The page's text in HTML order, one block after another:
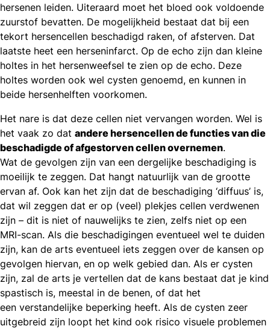
hersenen leiden. Uiteraard moet het bloed ook voldoende
zuurstof bevatten. De mogelijkheid bestaat dat bij een
tekort hersencellen beschadigd raken, of afsterven. Dat
laatste heet een herseninfarct. Op de echo zijn dan kleine
holtes in het hersenweefsel te zien op de echo. Deze
holtes worden ook wel cysten genoemd, en kunnen in
beide hersenhelften voorkomen.
Het nare is dat deze cellen niet vervangen worden. Wel is
het vaak zo dat andere hersencellen de functies van die
beschadigde of afgestorven cellen overnemen.
Wat de gevolgen zijn van een dergelijke beschadiging is
moeilijk te zeggen. Dat hangt natuurlijk van de grootte
ervan af. Ook kan het zijn dat de beschadiging ‘diffuus’ is,
dat wil zeggen dat er op (veel) plekjes cellen verdwenen
zijn – dit is niet of nauwelijks te zien, zelfs niet op een
MRI-scan. Als die beschadigingen eventueel wel te duiden
zijn, kan de arts eventueel iets zeggen over de kansen op
gevolgen hiervan, en op welk gebied dan. Als er cysten
zijn, zal de arts je vertellen dat de kans bestaat dat je kind
spastisch is, meestal in de benen, of dat het
een verstandelijke beperking heeft. Als de cysten zeer
uitgebreid zijn loopt het kind ook risico visuele problemen